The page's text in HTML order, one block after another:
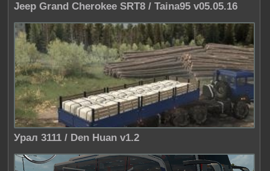
Jeep Grand Cherokee SRT8 / Taina95 v05.05.16
Урал 3111 / Den Huan v1.2